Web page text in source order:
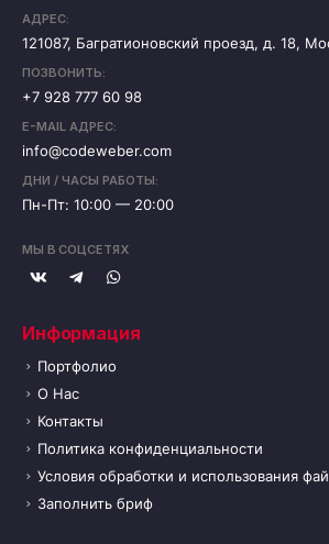
АДРЕС:
121087, Багратионовский проезд, д. 18,
ПОЗВОНИТЬ:
+7 928 777 60 98
E-MAIL АДРЕС:
info@codeweber.com
ДНИ / ЧАСЫ РАБОТЫ:
Пн-Пт: 10:00 — 20:00
МЫ В СОЦСЕТЯХ
Информация
Портфолио
О Нас
Контакты
Политика конфиденциальности
Условия обработки и использования
Заполнить бриф